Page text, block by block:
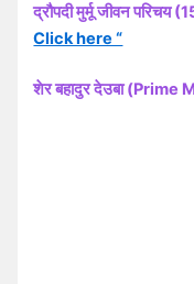
द्रौपदी मुर्मू जीवन
Click here “
शेर बहादुर देउबा